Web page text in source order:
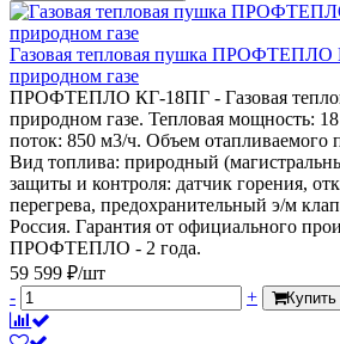
Газовая тепловая пушка ПРОФТЕПЛО
природном газе
ПРОФТЕПЛО КГ-18ПГ - Газовая
природном газе. Тепловая мощность:
поток: 850 м3/ч. Объем отапливаемого
Вид топлива: природный
защиты и контроля: датчик горения,
перегрева, предохранительный э/м
Россия. Гарантия от официального
ПРОФТЕПЛО - 2 года.
59 599 ₽/шт
-
+ Купить